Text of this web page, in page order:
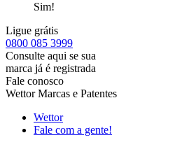
Sim!
Ligue grátis
0800 085 3999
Consulte aqui se sua
marca já é registrada
Fale conosco
Wettor Marcas e Patentes
Wettor
Fale com a gente!